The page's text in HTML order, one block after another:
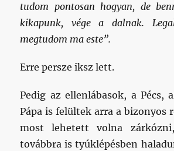
tudom pontosan hogyan, de
kikapunk, vége a dalnak.
megtudom ma este”.
Erre persze iksz lett.
Pedig az ellenlábasok, a Pécs,
Pápa is felültek arra a bizonyos
most lehetett volna
továbbra is tyúklépésben